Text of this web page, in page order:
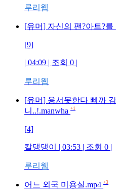
루리웹
[유머] 자신의 팬?아트?를
[9]
| 04:09 | 조회 0 |
루리웹
[유머] 용서못한다 삐까
니..!.manwha +1
[4]
칼댕댕이 | 03:53 | 조회 0 |
루리웹
어느 외국 미용실.mp4 +3